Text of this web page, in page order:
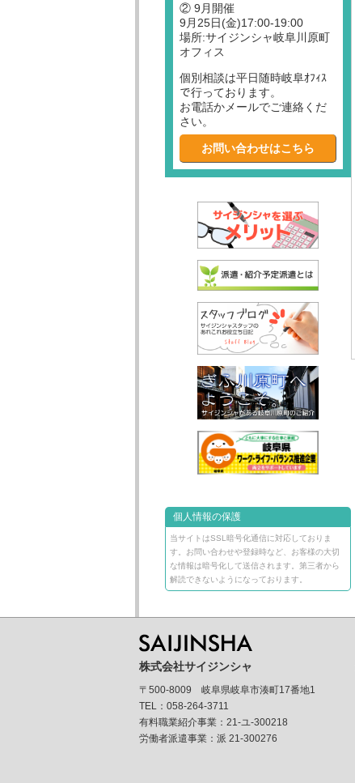
② 9月開催
9月25日(金)17:00-19:00
場所:サイジンシャ岐阜川原町
オフィス
個別相談は平日随時岐阜ｵﾌｨｽ
で行っております。
お電話かメールでご連絡くだ
さい。
お問い合わせはこちら
個人情報の保護
当サイトはSSL暗号化通信に対応しておりま
す。お問い合わせや登録時など、お客様の大切
な情報は暗号化して送信されます。第三者から
解読できないようになっております。
株式会社サイジンシャ
〒500-8009 岐阜県岐阜市湊町17番地1
TEL：058-264-3711
有料職業紹介事業：21-ユ-300218
労働者派遣事業：派 21-300276